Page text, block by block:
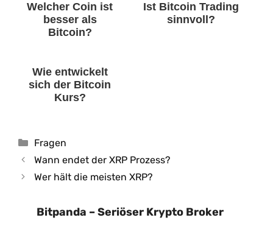
Welcher Coin ist
besser als
Bitcoin?
Ist Bitcoin Trading
sinnvoll?
Wie entwickelt
sich der Bitcoin
Kurs?
Kategorien
Fragen
Wann endet der XRP Prozess?
Wer hält die meisten XRP?
Bitpanda – Seriöser Krypto Broker